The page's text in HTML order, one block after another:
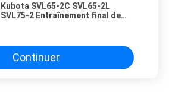
Kubota SVL65-2C SVL65-2L
SVL75-2 Entraînement final de
voyage hydraulique robuste
Continuer